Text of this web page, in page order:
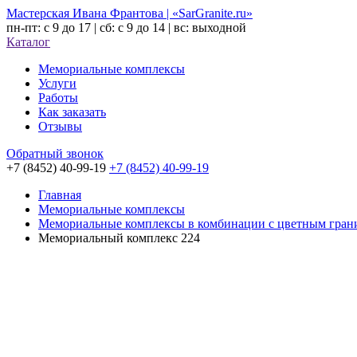
Мастерская Ивана Франтова | «SarGranite.ru»
пн-пт: с 9 до 17 | сб: с 9 до 14 | вс: выходной
Каталог
Мемориальные комплексы
Услуги
Работы
Как заказать
Отзывы
Обратный звонок
+7 (8452) 40-99-19 +7 (8452) 40-99-19
Главная
Мемориальные комплексы
Мемориальные комплексы в комбинации с цветным
Мемориальный комплекс 224